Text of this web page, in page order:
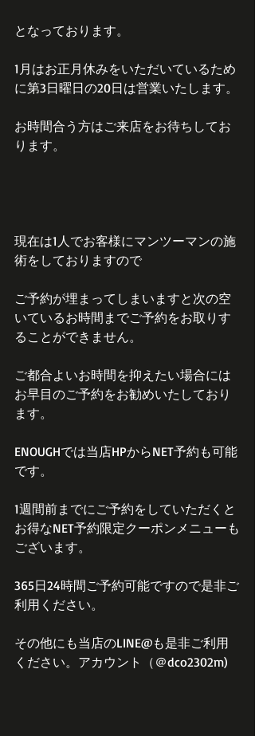
となっております。
1月はお正月休みをいただいているため
に第3日曜日の20日は営業いたします。
お時間合う方はご来店をお待ちしてお
ります。
現在は1人でお客様にマンツーマンの施
術をしておりますので
ご予約が埋まってしまいますと次の空
いているお時間までご予約をお取りす
ることができません。
ご都合よいお時間を抑えたい場合には
お早目のご予約をお勧めいたしており
ます。
ENOUGHでは当店HPからNET予約も可能
です。
1週間前までにご予約をしていただくと
お得なNET予約限定クーポンメニューも
ございます。
365日24時間ご予約可能ですので是非ご
利用ください。
その他にも当店のLINE@も是非ご利用
ください。アカウント（＠dco2302m)